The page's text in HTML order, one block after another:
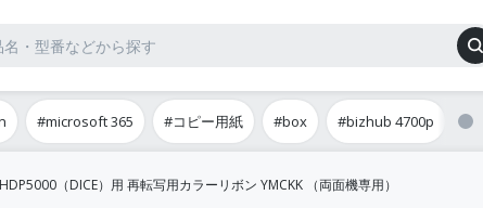
#microsoft 365 #コピー用紙 #box #bizhub 4700p
HDP5000（DICE）用 再転写用カラーリボン YMCKK （両面機専用）